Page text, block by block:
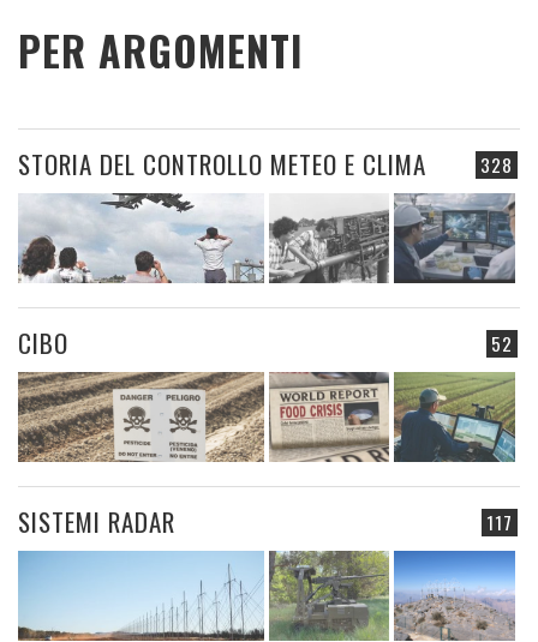
PER ARGOMENTI
328
STORIA DEL CONTROLLO METEO E CLIMA
52
CIBO
117
SISTEMI RADAR